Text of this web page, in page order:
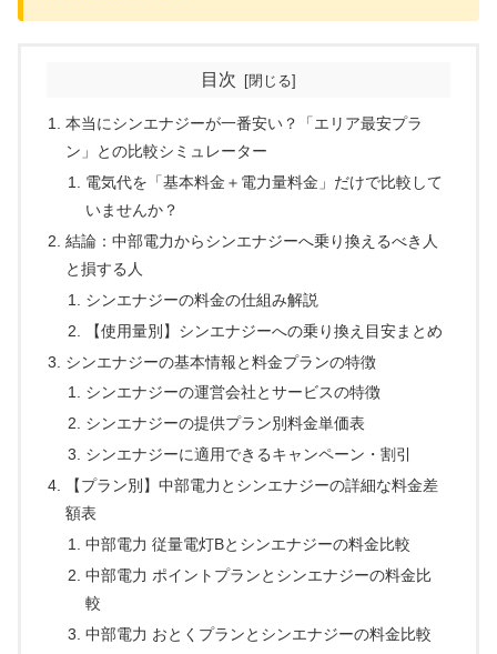
目次
本当にシンエナジーが一番安い？「エリア最安プラ
ン」との比較シミュレーター
電気代を「基本料金＋電力量料金」だけで比較して
いませんか？
結論：中部電力からシンエナジーへ乗り換えるべき人
と損する人
シンエナジーの料金の仕組み解説
【使用量別】シンエナジーへの乗り換え目安まとめ
シンエナジーの基本情報と料金プランの特徴
シンエナジーの運営会社とサービスの特徴
シンエナジーの提供プラン別料金単価表
シンエナジーに適用できるキャンペーン・割引
【プラン別】中部電力とシンエナジーの詳細な料金差
額表
中部電力 従量電灯Bとシンエナジーの料金比較
中部電力 ポイントプランとシンエナジーの料金比
較
中部電力 おとくプランとシンエナジーの料金比較